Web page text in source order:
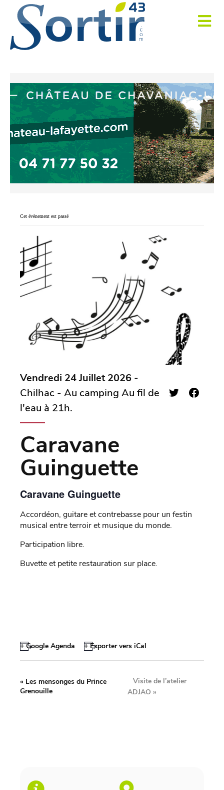
Cet évènement est passé
Vendredi 24 Juillet 2026 -
Chilhac - Au camping Au fil de
l'eau à 21h.
Caravane
Guinguette
Caravane Guinguette
Accordéon, guitare et contrebasse pour un festin
musical entre terroir et musique du monde.
Participation libre.
Buvette et petite restauration sur place.
+ Google Agenda + Exporter vers iCal
« Les mensonges du Prince
Grenouille
Visite de l’atelier
ADJAO»